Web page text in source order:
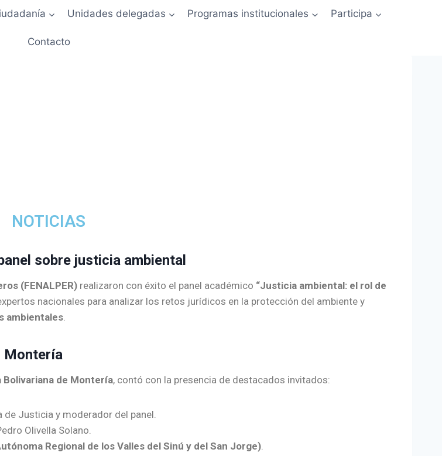
Unidades delegadas Programas institucionales Participa
Contacto
NOTICIAS
sobre justicia ambiental
(FENALPER) realizaron con éxito el panel académico “Justicia ambiental: el rol de
nacionales para analizar los retos jurídicos en la protección del ambiente y
ambientales
Montería
de Montería, contó con la presencia de destacados invitados:
Justicia y moderador del panel.
Olivella Solano.
Regional de los Valles del Sinú y del San Jorge)